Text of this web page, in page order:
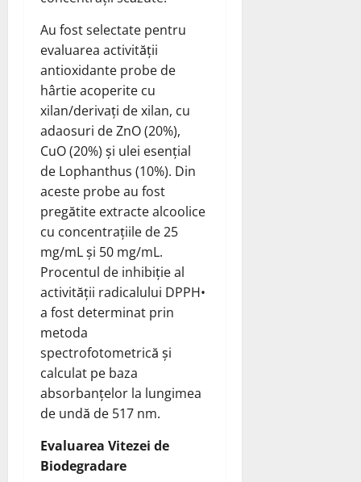
Au fost selectate pentru
evaluarea activității
antioxidante probe de
hârtie acoperite cu
xilan/derivați de xilan, cu
adaosuri de ZnO (20%),
CuO (20%) și ulei esențial
de Lophanthus (10%). Din
aceste probe au fost
pregătite extracte alcoolice
cu concentrațiile de 25
mg/mL și 50 mg/mL.
Procentul de inhibiție al
activității radicalului DPPH•
a fost determinat prin
metoda
spectrofotometrică și
calculat pe baza
absorbanțelor la lungimea
de undă de 517 nm.
Evaluarea Vitezei de
Biodegradare